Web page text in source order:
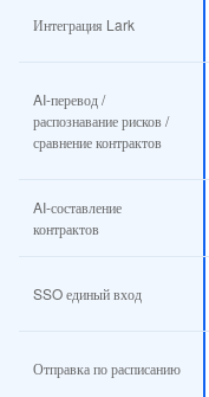
Интеграция Lark
AI-перевод /
распознавание рисков /
сравнение контрактов
AI-составление
контрактов
SSO единый вход
Отправка по расписанию